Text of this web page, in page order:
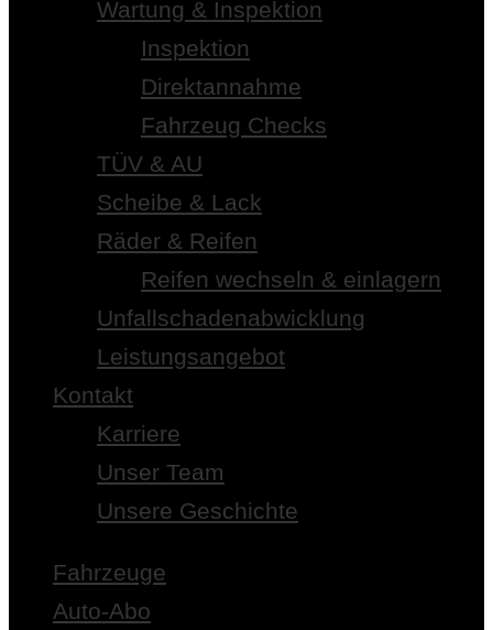
Wartung & Inspektion
Inspektion
Direktannahme
Fahrzeug Checks
TÜV & AU
Scheibe & Lack
Räder & Reifen
Reifen wechseln & einlagern
Unfallschadenabwicklung
Leistungsangebot
Kontakt
Karriere
Unser Team
Unsere Geschichte
Fahrzeuge
Auto-Abo